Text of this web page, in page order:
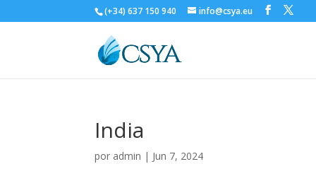
(+34) 637 150 940 info@csya.eu
India
por admin | Jun 7, 2024